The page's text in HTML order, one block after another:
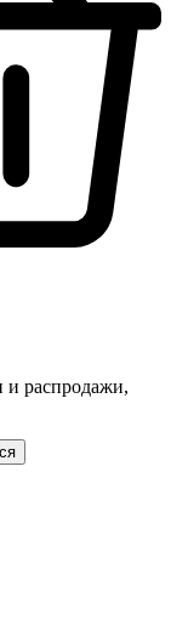
и распродажи,